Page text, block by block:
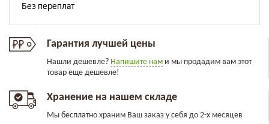
Гарантия лучшей цены
Нашли дешевле? Напишите нам и мы продадим вам этот
товар еще дешевле!
Хранение на нашем складе
Мы бесплатно храним Ваш заказ у себя до 2-х месяцев